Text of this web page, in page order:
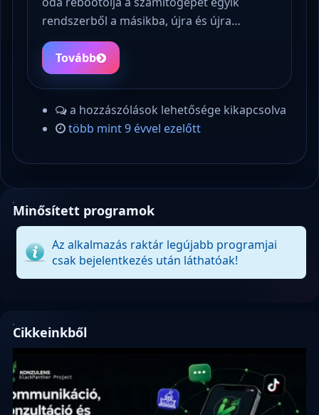
rendszerből a másikba, újra és újra…
Tovább
a hozzászólások lehetősége kikapcsolva
több mint 9 évvel ezelőtt
Minősített programok
Az alkalmazás raktár legújabb programjai
csak bejelentkezés után láthatóak!
Cikkeinkből